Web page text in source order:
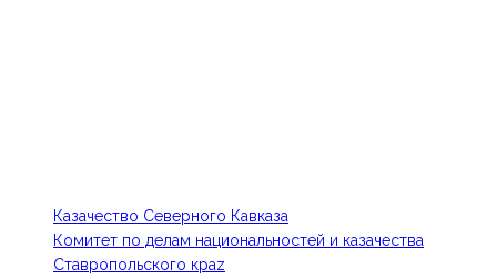
Казачество Северного Кавказа
Комитет по делам национальностей и казачества
Ставропольского краz